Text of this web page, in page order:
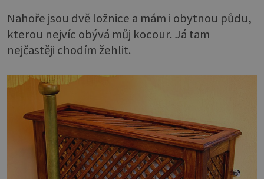
Nahoře jsou dvě ložnice a mám i obytnou půdu,
kterou nejvíc obývá můj kocour. Já tam
nejčastěji chodím žehlit.